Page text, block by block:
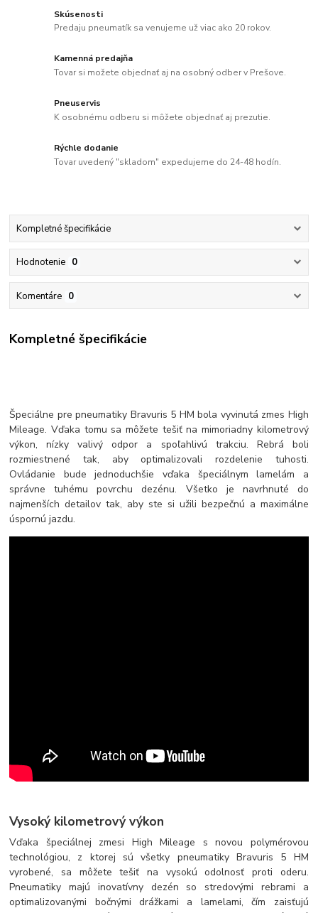
Skúsenosti
Predaju pneumatík sa venujeme už viac ako 20 rokov.
Kamenná predajňa
Tovar si možete objednať aj na osobný odber v Prešove.
Pneuservis
K osobnému odberu si môžete objednať aj prezutie.
Rýchle dodanie
Tovar uvedený "skladom" expedujeme do 24-48 hodín.
Kompletné špecifikácie
Hodnotenie 0
Komentáre 0
Kompletné špecifikácie
Špeciálne pre pneumatiky Bravuris 5 HM bola vyvinutá zmes High
Mileage. Vďaka tomu sa môžete tešiť na mimoriadny kilometrový
výkon, nízky valivý odpor a spoľahlivú trakciu. Rebrá boli
rozmiestnené tak, aby optimalizovali rozdelenie tuhosti.
Ovládanie bude jednoduchšie vďaka špeciálnym lamelám a
správne tuhému povrchu dezénu. Všetko je navrhnuté do
najmenších detailov tak, aby ste si užili bezpečnú a maximálne
úspornú jazdu.
Vysoký kilometrový výkon
Vďaka špeciálnej zmesi High Mileage s novou polymérovou
technológiou, z ktorej sú všetky pneumatiky Bravuris 5 HM
vyrobené, sa môžete tešiť na vysokú odolnosť proti oderu.
Pneumatiky majú inovatívny dezén so stredovými rebrami a
optimalizovanými bočnými drážkami a lamelami, čím zaisťujú